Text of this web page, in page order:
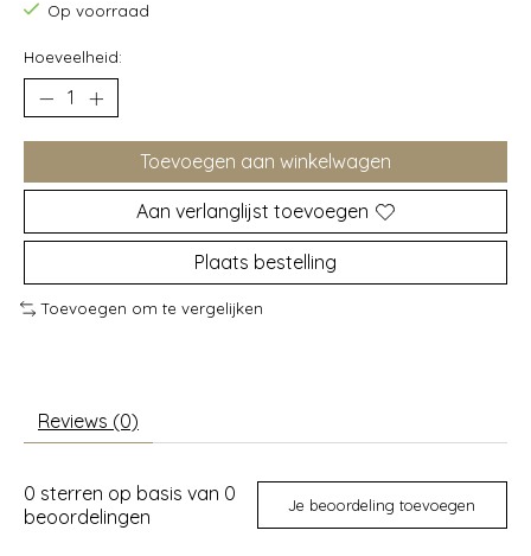
Op voorraad
Hoeveelheid:
Toevoegen aan winkelwagen
Aan verlanglijst toevoegen
Plaats bestelling
Toevoegen om te vergelijken
Reviews (0)
0 sterren op basis van 0
beoordelingen
Je beoordeling toevoegen